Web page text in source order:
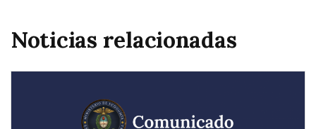
Noticias relacionadas